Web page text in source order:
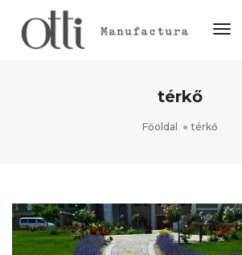
térkő
Főoldal térkő